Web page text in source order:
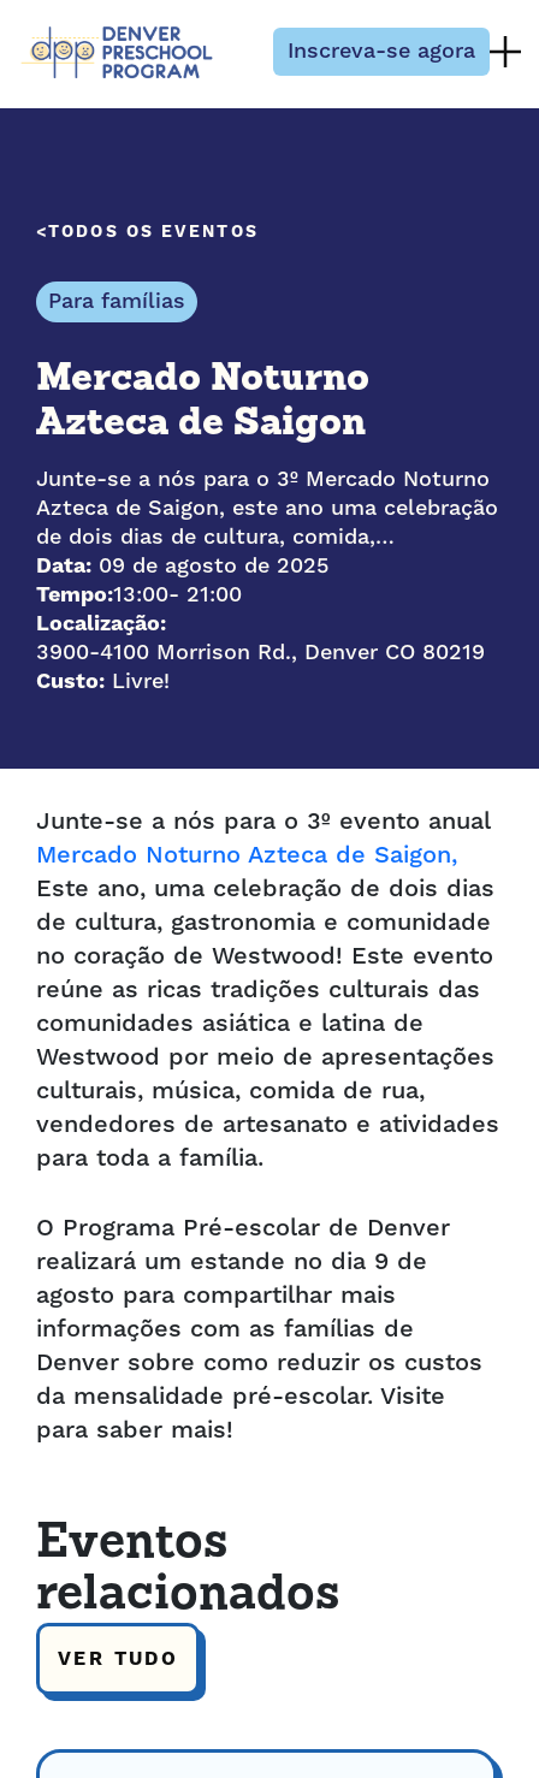
Inscreva-se agora
TODOS OS EVENTOS
Para famílias
Mercado Noturno
Azteca de Saigon
Junte-se a nós para o 3º Mercado Noturno
Azteca de Saigon, este ano uma celebração
de dois dias de cultura, comida,…
Data: 09 de agosto de 2025
Tempo:13:00- 21:00
Localização:
3900-4100 Morrison Rd., Denver CO 80219
Custo: Livre!
Junte-se a nós para o 3º evento anual
Mercado Noturno Azteca de Saigon,
Este ano, uma celebração de dois dias
de cultura, gastronomia e comunidade
no coração de Westwood! Este evento
reúne as ricas tradições culturais das
comunidades asiática e latina de
Westwood por meio de apresentações
culturais, música, comida de rua,
vendedores de artesanato e atividades
para toda a família.
O Programa Pré-escolar de Denver
realizará um estande no dia 9 de
agosto para compartilhar mais
informações com as famílias de
Denver sobre como reduzir os custos
da mensalidade pré-escolar. Visite
para saber mais!
Eventos
relacionados
VER TUDO